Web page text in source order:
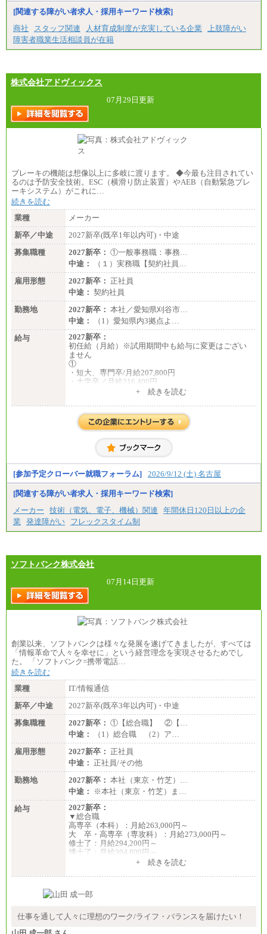
[関連する障がい者求人・採用キーワード検索]
商社
スタッフ関連 人材育成制度が充実している企業
上肢障がい
障害者職業生活相談員が在籍
株式会社アドヴィックス
07月29日更新
ブレーキの機能は想像以上に多岐に渡ります。 ◆今最も注目されてい
るのは予防安全技術。ESC（横滑り防止装置）やAEB（自動緊急ブレ
ーキシステム）がこれに…
続きを読む
業種
メーカー
新卒／中途
2027新卒(既卒1年以内可)・中途
募集職種
2027新卒： ①一般事務職：事務…
中途：
（１）実務職【契約社員…
雇用形態
2027新卒： 正社員
中途： 契約社員
勤務地
2027新卒： 本社／愛知県刈谷市…
中途：
（1）愛知県内3拠点よ…
給与
2027新卒：
初任給（月給）※試用期間中も給与に変更はござい
ません
①
・短大、専門卒/月給207,800円
・大学卒／月給216,400円
※大学院修了は大学卒の金額を最低額とし、経験・
す。
②③
・大学卒／月給282,000円
※技術系応募における、博士課程修了は大学卒(また
は修士了)の金額を最低額とし、経験・能力を考慮の
うえ当社規程に基づき決定いたします。
中途：
（1）月給 246,660円
（2）時間給 1,500円/月給モデル\337,000～
+ 続きを読む
[参加予定クローバー就職フォーラム] 2026/9/12 (土) 名古屋
[関連する障がい者求人・採用キーワード検索]
メーカー
技術（電気、電子、機械）関連
年間休日120日以上の企
業
発達障がい フレックスタイム制
ソフトバンク株式会社
07月14日更新
創業以来、ソフトバンクは様々な発展を遂げてきましたが、すべては
「情報革命で人々を幸せに」という経営理念を実現させるためでし
た。 「ソフトバンク=携帯電話…
続きを読む
業種
IT/情報通信
新卒／中途
2027新卒(既卒3年以内可)・中途
募集職種
2027新卒： ①【総合職】 ②【…
中途：
（1）総合職 （2）ア…
雇用形態
2027新卒： 正社員
中途： 正社員/その他
勤務地
2027新卒： 本社（東京・竹芝）…
中途：
※本社（東京・竹芝）ま…
給与
2027新卒：
▼総合職
高専卒（本科）：月給263,000円～
大 卒・高専卒（専攻科）：月給273,000円～
修士了：月給294,200円～
博士了：月給304,800円～
で、それらを入社後の実業務において発揮できると
することがあります
▼アソシエイト職
+ 続きを読む
仕事を通して人々に理想のワーク/ライフ・バランスを届けたい！